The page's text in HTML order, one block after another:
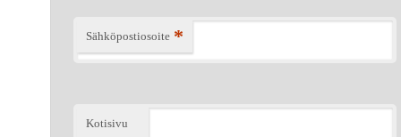
Sähköpostiosoite *
Kotisivu